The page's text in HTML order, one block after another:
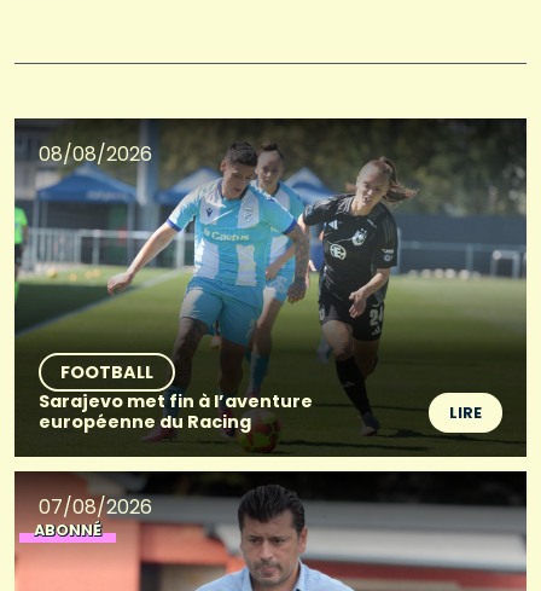
08/08/2026
FOOTBALL
Sarajevo met fin à l’aventure
européenne du Racing
LIRE
07/08/2026
ABONNÉ